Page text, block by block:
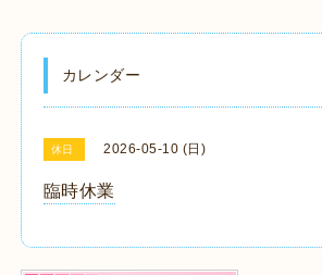
カレンダー
休日 2026-05-10 (日)
臨時休業